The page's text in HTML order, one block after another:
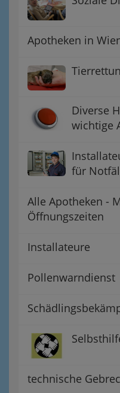
Apotheken in
Diverse
wichtige
für
Alle Apotheken -
Öffnungszeiten
Installateure
Pollenwarndienst
technische